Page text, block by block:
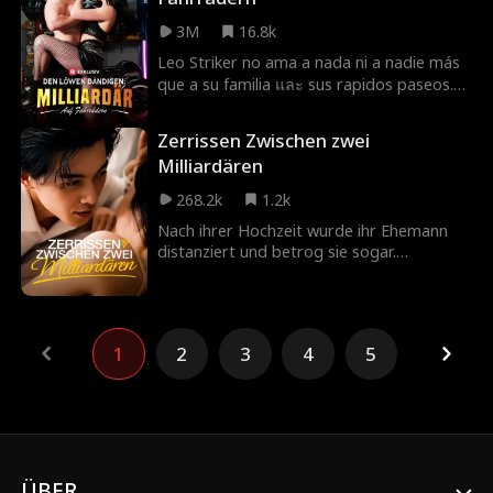
3M
16.8k
Leo Striker no ama a nada ni a nadie más
que a su familia และ sus rapidos paseos.
และ brazos Ella cree que escapó de un
matón solo para enamorarse de otro...
¡¿pero Leo resulta ser un MILLONARIO?!
¿Qué más esconde debajo de sus tatuajes
Zerrissen Zwischen zwei
Milliardären
268.2k
1.2k
Nach ihrer Hochzeit wurde ihr Ehemann
distanziert und betrog sie sogar.
hartnäckig zu umwerben.
Überraschenderweise versuchte auch ihr
Ex-Mann, sie zurückzugewinnen...
1 2 3 4 5